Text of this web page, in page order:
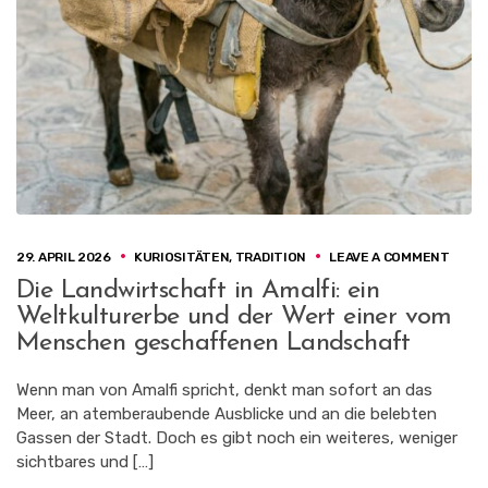
29. APRIL 2026 KURIOSITÄTEN, TRADITION LEAVE A COMMENTON
IN
WERT
Die Landwirtschaft in Amalfi: ein
Weltkulturerbe und der Wert einer vom
Menschen geschaffenen Landschaft
Wenn man von Amalfi spricht, denkt man sofort an das
Meer, an atemberaubende Ausblicke und an die belebten
Gassen der Stadt. Doch es gibt noch ein weiteres, weniger
sichtbares und […]